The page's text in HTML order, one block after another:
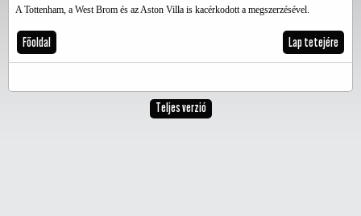
A Tottenham, a West Brom és az Aston Villa is kacérkodott a megszerzésével.
Főoldal Lap tetejére
Teljes verzió